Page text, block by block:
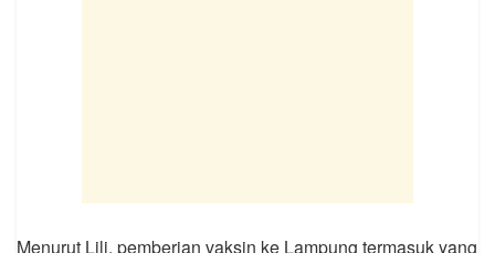
Menurut Lili, pemberian vaksin ke Lampung termasuk yang